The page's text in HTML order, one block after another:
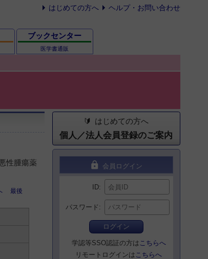
はじめての方へ ヘルプ・お問い合わせ
ブックセンター
医学書通販
性腫瘍薬
最後
はじめての方へ
個人／法人会員登録のご案内
lock 会員ログイン
ID
パスワード
ログイン
学認等SSO認証の方は こちらへ
リモートログインは こちらへ